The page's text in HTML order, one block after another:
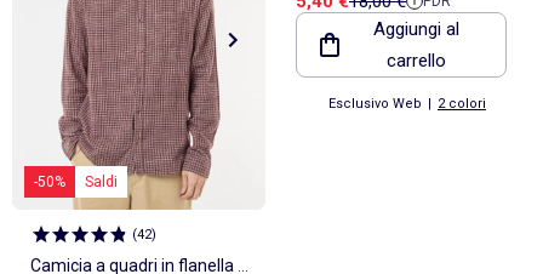
-50% Saldi
(42)
Camicia a quadri in flanella di
righe
Aggiungi al
carrello
Esclusivo Web | 2 colori